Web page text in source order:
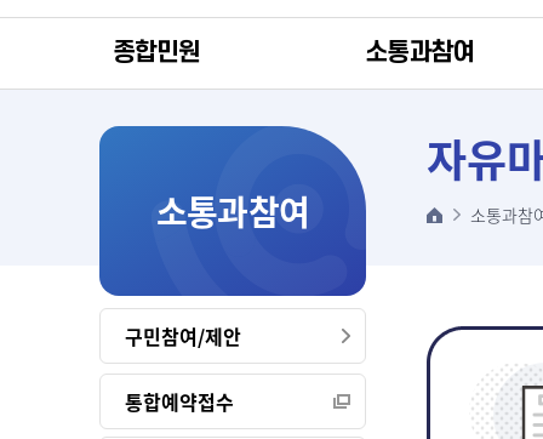
종합민원 소통과참여
소통과참여
구민참여/제안
통합예약접수
자유
소통과참